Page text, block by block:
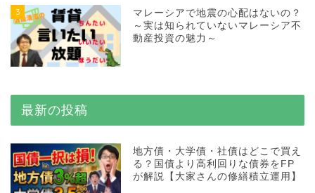
3
マレーシアで地震の心配はないの？
～実は知られていないマレーシア不
動産投資の魅力～
最新の投稿
地方債・大学債・社債はどこで買え
る？国債より高利回りな債券をFP
が解説【大家さんの修繕積立運用】